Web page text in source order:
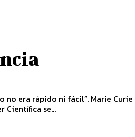
no era rápido ni fácil”. Marie Curie
de la Mujer Científica se...